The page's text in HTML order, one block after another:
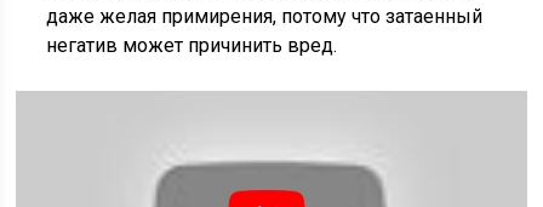
даже желая примирения, потому что затаенный
негатив может причинить вред.